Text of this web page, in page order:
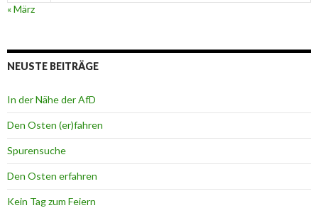
« März
NEUSTE BEITRÄGE
In der Nähe der AfD
Den Osten (er)fahren
Spurensuche
Den Osten erfahren
Kein Tag zum Feiern